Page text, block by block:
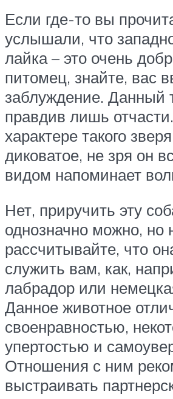
Если где-то вы
услышали, что
лайка – это очень
питомец, знайте, вас
заблуждение. Данный
правдив лишь
характере такого
диковатое, не зря он
видом напоминает
Нет, приручить эту
однозначно можно, но
рассчитывайте, что
служить вам, как,
лабрадор или
Данное животное
своенравностью,
упертостью и
Отношения с ним
выстраивать